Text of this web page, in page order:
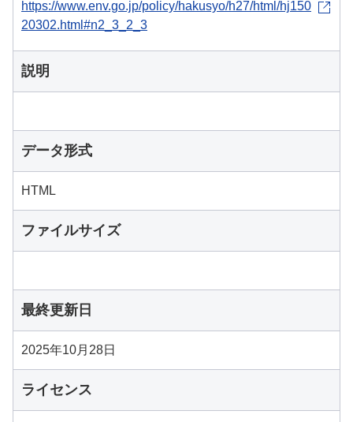
https://www.env.go.jp/policy/hakusyo/h27/html/hj150
20302.html#n2_3_2_3
説明
データ形式
HTML
ファイルサイズ
最終更新日
2025年10月28日
ライセンス